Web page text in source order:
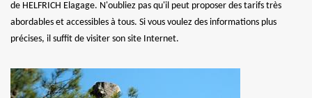
de HELFRICH Elagage. N'oubliez pas qu'il peut proposer des tarifs très
abordables et accessibles à tous. Si vous voulez des informations plus
précises, il suffit de visiter son site Internet.